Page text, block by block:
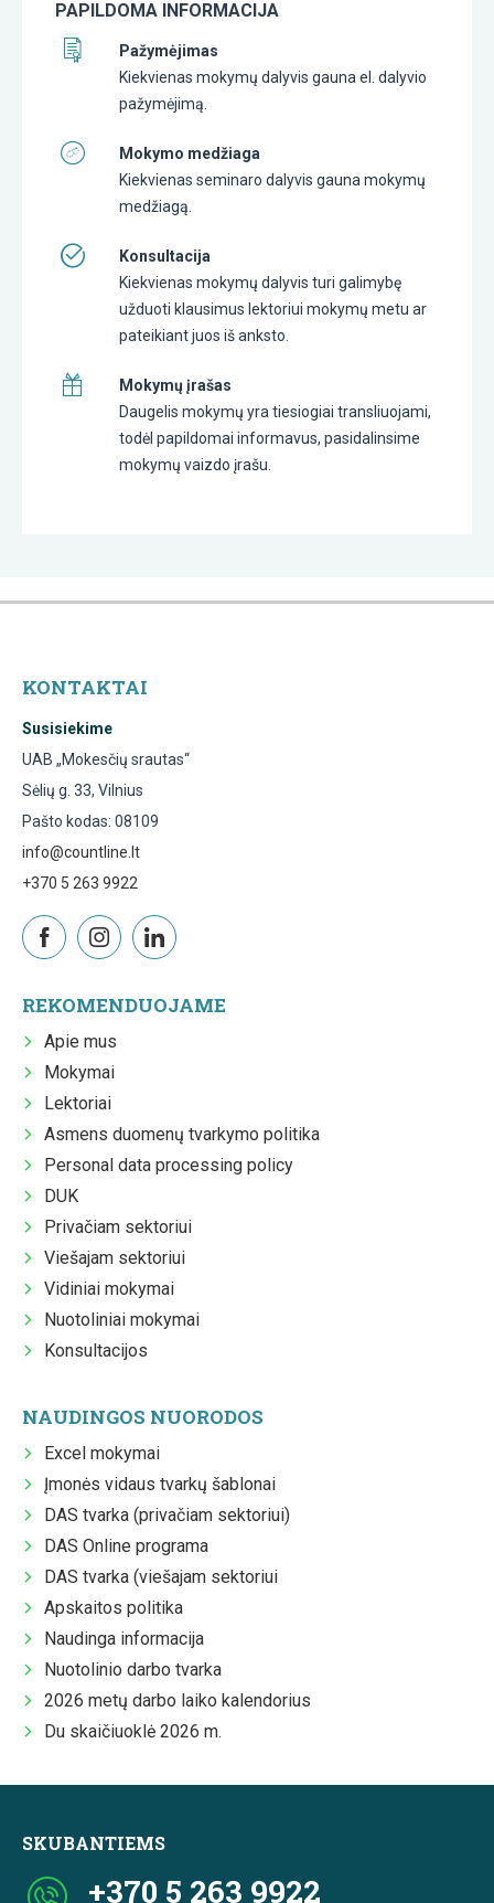
PAPILDOMA INFORMACIJA
Pažymėjimas
Kiekvienas mokymų dalyvis gauna el. dalyvio
pažymėjimą.
Mokymo medžiaga
Kiekvienas seminaro dalyvis gauna mokymų
medžiagą.
Konsultacija
Kiekvienas mokymų dalyvis turi galimybę
užduoti klausimus lektoriui mokymų metu ar
pateikiant juos iš anksto.
Mokymų įrašas
Daugelis mokymų yra tiesiogiai transliuojami,
todėl papildomai informavus, pasidalinsime
mokymų vaizdo įrašu.
KONTAKTAI
Susisiekime
UAB „Mokesčių srautas“
Sėlių g. 33, Vilnius
Pašto kodas: 08109
info@countline.lt
+370 5 263 9922
REKOMENDUOJAME
Apie mus
Mokymai
Lektoriai
Asmens duomenų tvarkymo politika
Personal data processing policy
DUK
Privačiam sektoriui
Viešajam sektoriui
Vidiniai mokymai
Nuotoliniai mokymai
Konsultacijos
NAUDINGOS NUORODOS
Excel mokymai
Įmonės vidaus tvarkų šablonai
DAS tvarka (privačiam sektoriui)
DAS Online programa
DAS tvarka (viešajam sektoriui
Apskaitos politika
Naudinga informacija
Nuotolinio darbo tvarka
2026 metų darbo laiko kalendorius
Du skaičiuoklė 2026 m.
SKUBANTIEMS
+370 5 263 9922